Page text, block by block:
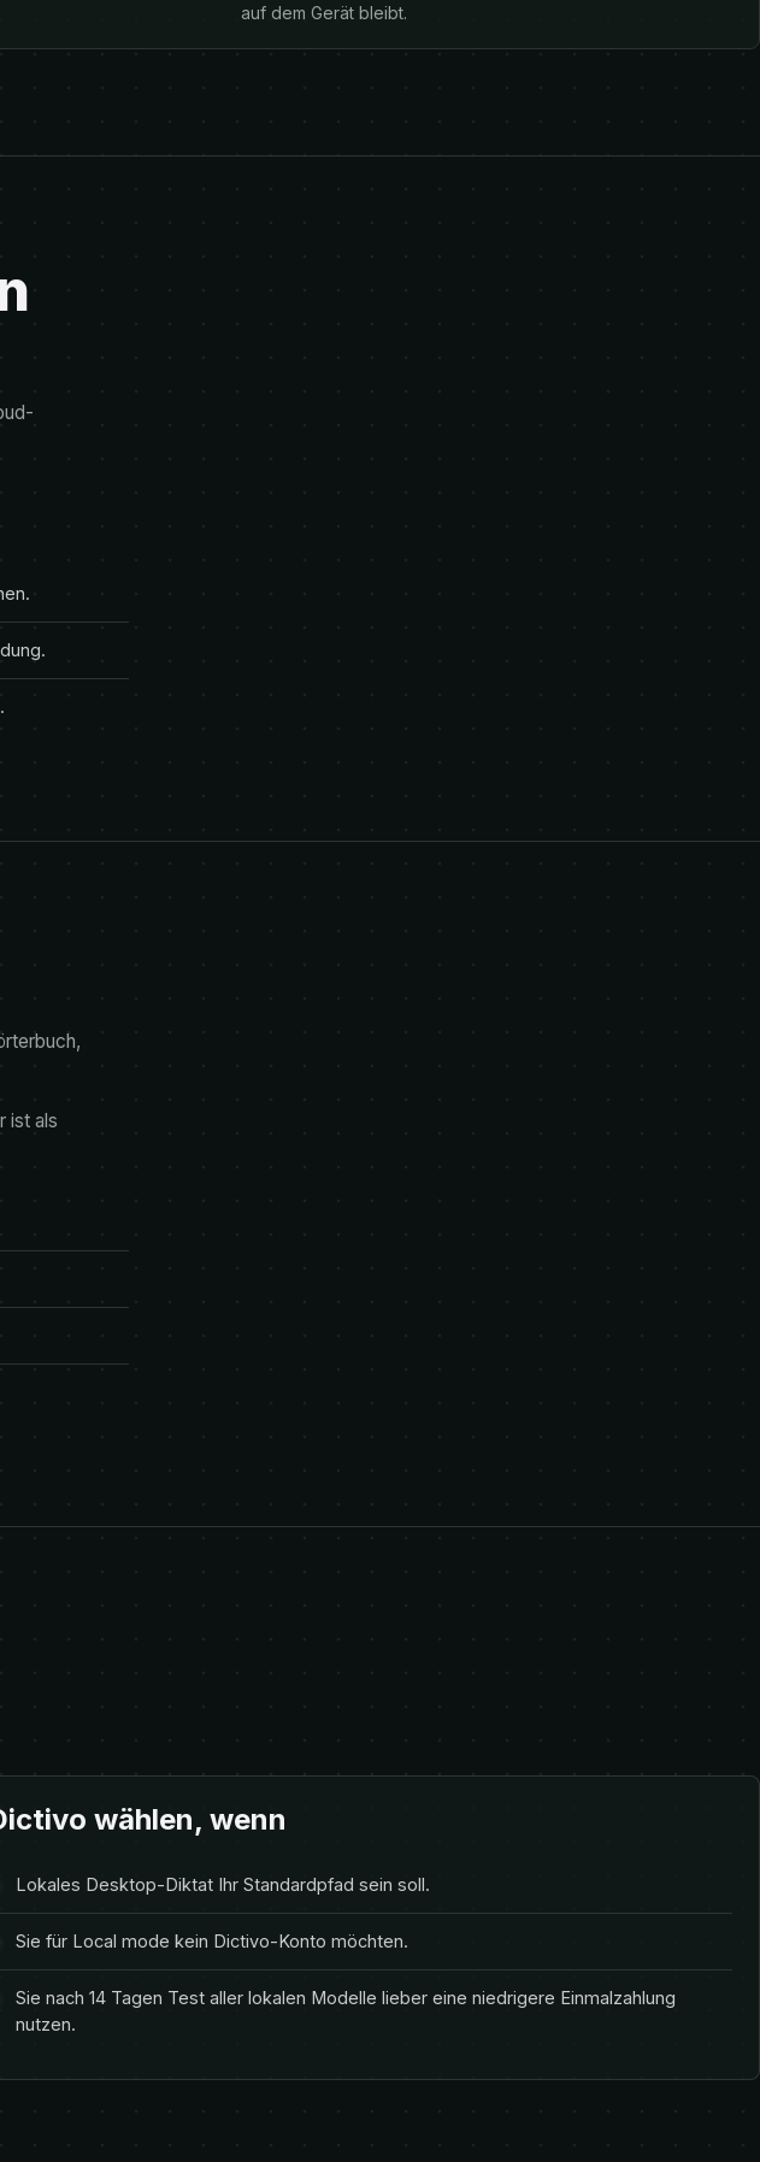
auf dem Gerät bleibt.
ist als
wählen, wenn
Lokales Desktop-Diktat Ihr Standardpfad sein soll.
Sie für Local mode kein Dictivo-Konto möchten.
Sie nach 14 Tagen Test aller lokalen Modelle lieber eine niedrigere Einmalzahlung
nutzen.